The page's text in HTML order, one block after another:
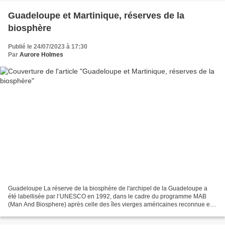
Guadeloupe et Martinique, réserves de la
biosphère
Publié le 24/07/2023 à 17:30
Par Aurore Holmes
Guadeloupe La réserve de la biosphère de l'archipel de la Guadeloupe a
été labellisée par l’UNESCO en 1992, dans le cadre du programme MAB
(Man And Biosphere) après celle des îles vierges américaines reconnue en